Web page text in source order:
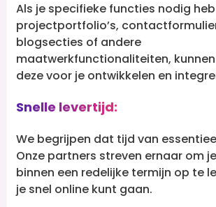
Als je specifieke functies nodig
projectportfolio’s,
blogsecties of andere
maatwerkfunctionaliteiten,
deze voor je ontwikkelen en
Snelle levertijd:
We begrijpen dat tijd van
Onze partners streven ernaar om
binnen een redelijke termijn op te
je snel online kunt gaan.